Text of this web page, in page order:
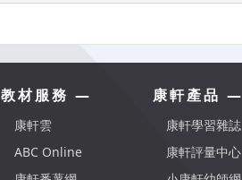
教材服務 —
康軒雲
ABC Online
康軒產品 —
康軒學習雜誌
康軒評量中心